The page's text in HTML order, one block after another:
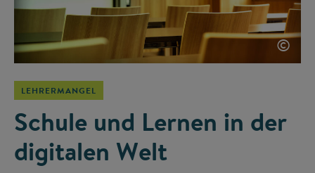
©
LEHRERMANGEL
Schule und Lernen in der
digitalen Welt